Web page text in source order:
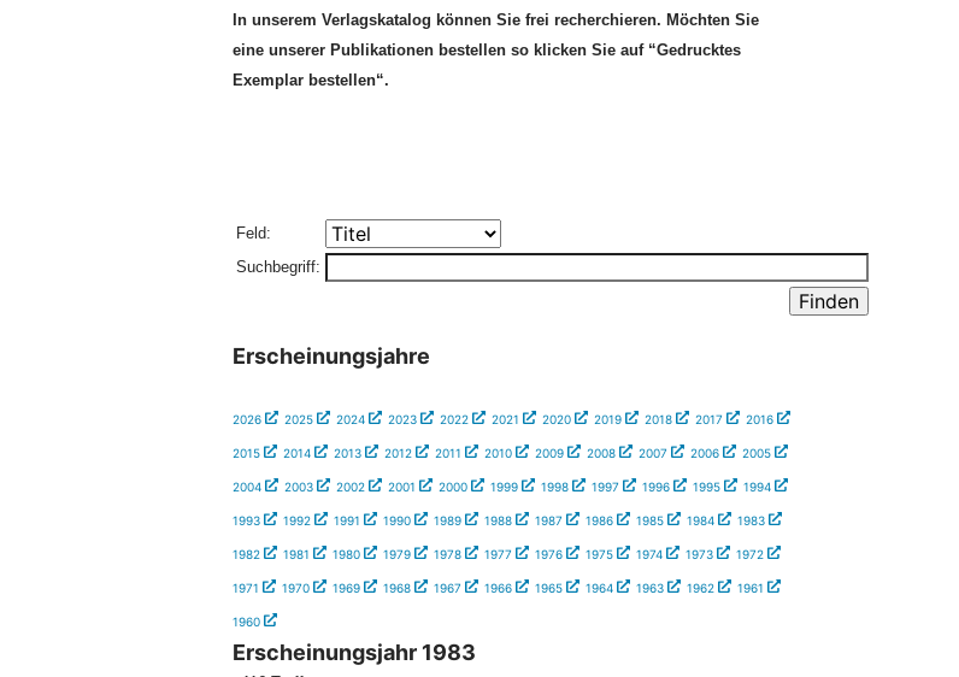
In unserem Verlagskatalog können Sie frei recherchieren. Möchten Sie
eine unserer Publikationen bestellen so klicken Sie auf “Gedrucktes
Exemplar bestellen“.
Feld:
Suchbegriff:
Erscheinungsjahre
2026 2025 2024 2023 2022 2021 2020 2019 2018 2017 2016
2015 2014 2013 2012 2011 2010 2009 2008 2007 2006 2005
2004 2003 2002 2001 2000 1999 1998 1997 1996 1995 1994
1993 1992 1991 1990 1989 1988 1987 1986 1985 1984 1983
1982 1981 1980 1979 1978 1977 1976 1975 1974 1973 1972
1971 1970 1969 1968 1967 1966 1965 1964 1963 1962 1961
1960
Erscheinungsjahr 1983